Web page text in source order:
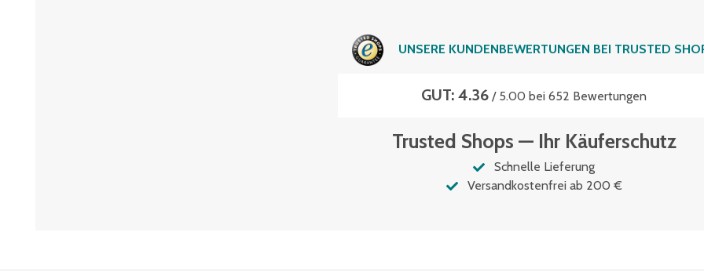
UNSERE KUNDENBEWERTUNGEN BEI TRUSTED
GUT: 4.36 / 5.00 bei 652 Bewertungen
Trusted Shops — Ihr Käuferschutz
Schnelle Lieferung
Versandkostenfrei ab 200 €